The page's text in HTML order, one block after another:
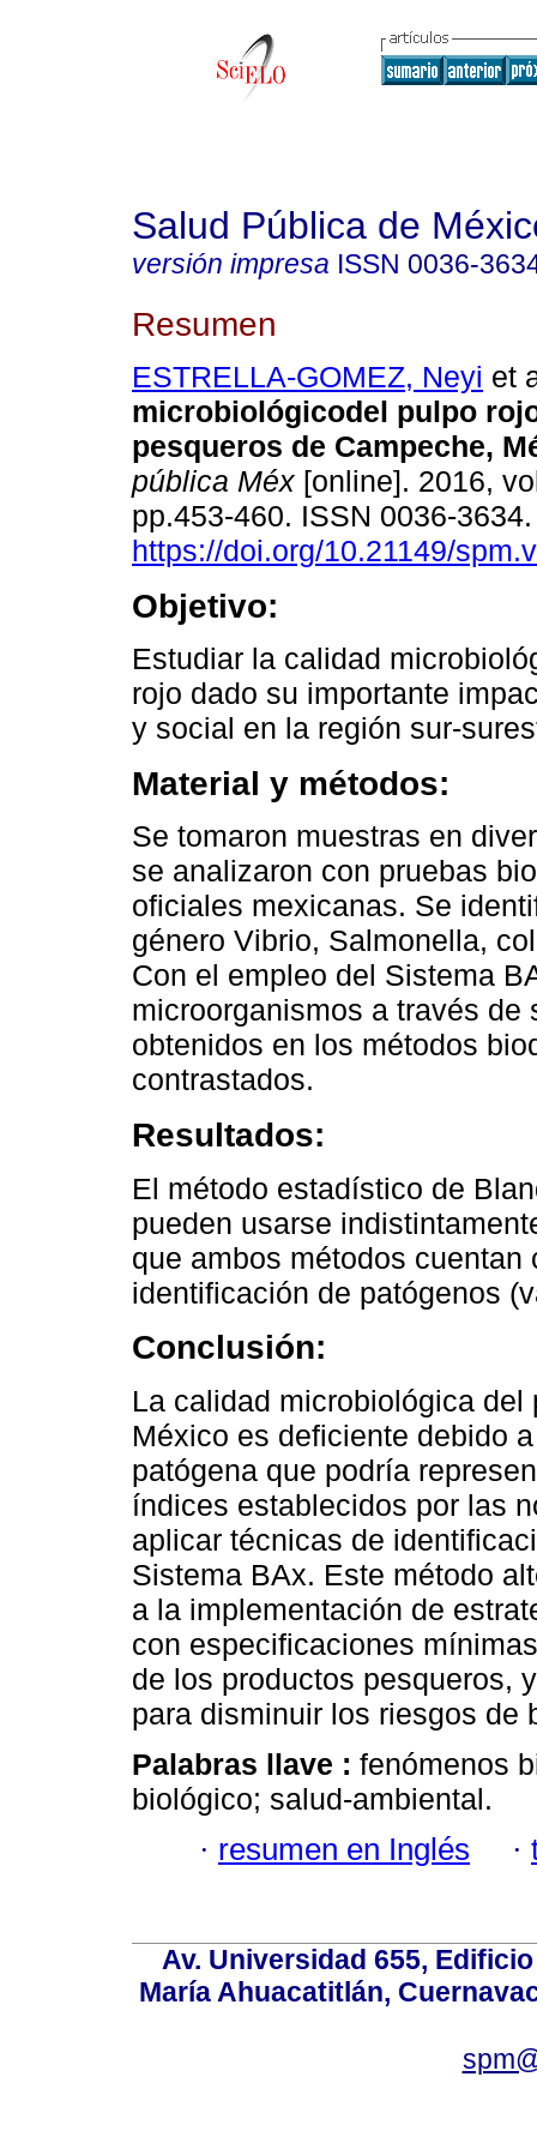
Salud Pública de
versión impresa ISSN 0036-
Resumen
ESTRELLA-GOMEZ, Neyi et
microbiológicodel pulpo
pesqueros de Campeche,
pública Méx [online]. 2016,
pp.453-460. ISSN 0036-
https://doi.org/10.21149/
Objetivo:
Estudiar la calidad
rojo dado su importante
y social en la región sur-
Material y métodos:
Se tomaron muestras en
se analizaron con pruebas
oficiales mexicanas. Se
género Vibrio, Salmonella,
Con el empleo del Sistema
microorganismos a través de
obtenidos en los métodos
contrastados.
Resultados:
El método estadístico de
pueden usarse
que ambos métodos
identificación de patógenos
Conclusión:
La calidad microbiológica
México es deficiente debido
patógena que podría
índices establecidos por las
aplicar técnicas de
Sistema BAx. Este método
a la implementación de
con especificaciones
de los productos pesqueros,
para disminuir los riesgos de
Palabras llave : fenómenos
biológico; salud-ambiental.
· resumen en Inglés ·
Av. Universidad 655,
María Ahuacatitlán,